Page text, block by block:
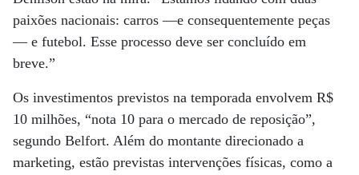
paixões nacionais: carros —e consequentemente peças
— e futebol. Esse processo deve ser concluído em
breve.”
Os investimentos previstos na temporada envolvem R$
10 milhões, “nota 10 para o mercado de reposição”,
segundo Belfort. Além do montante direcionado a
marketing, estão previstas intervenções físicas, como a